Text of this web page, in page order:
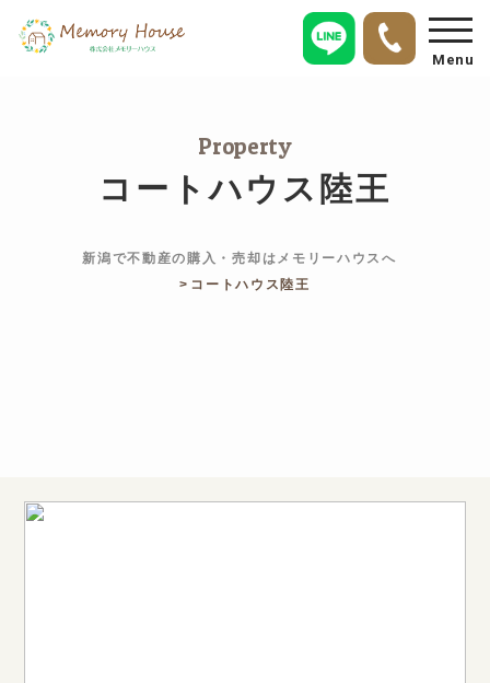
Menu
Property
コートハウス陸王
新潟で不動産の購入・売却はメモリーハウスへ
コートハウス陸王